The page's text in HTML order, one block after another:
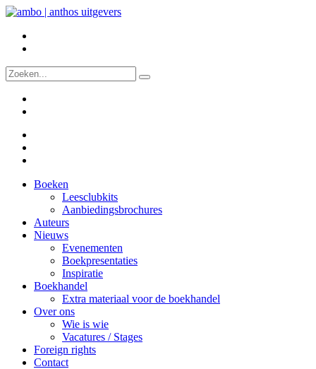
Boeken
Leesclubkits
Aanbiedingsbrochures
Auteurs
Nieuws
Evenementen
Boekpresentaties
Inspiratie
Boekhandel
Extra materiaal voor de boekhandel
Over ons
Wie is wie
Vacatures / Stages
Foreign rights
Contact